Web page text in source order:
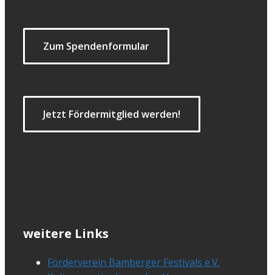
Zum Spendenformular
Jetzt Fördermitglied werden!
weitere Links
Förderverein Bamberger Festivals e.V.